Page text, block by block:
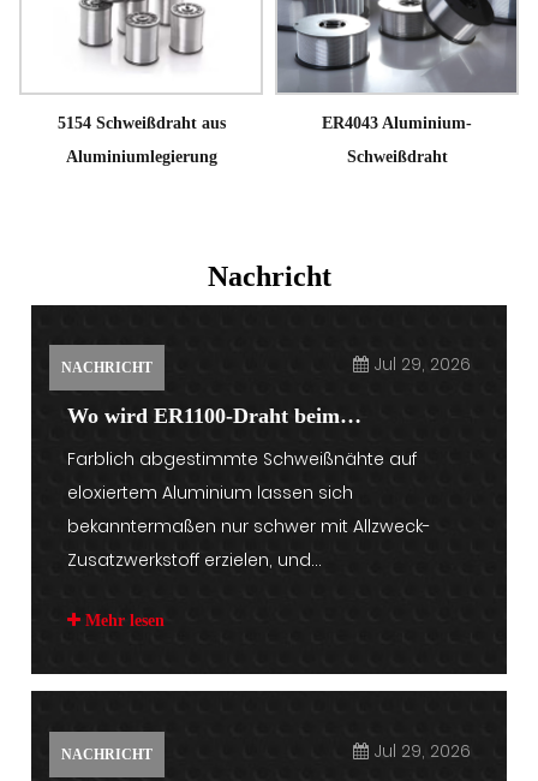
5154 Schweißdraht aus
Aluminiumlegierung
ER4043 Aluminium-
Schweißdraht
Nachricht
NACHRICHT Jul 29, 2026
Wo wird ER1100-Draht beim
Aluminiumschweißen ...
Farblich abgestimmte Schweißnähte auf
eloxiertem Aluminium lassen sich
bekanntermaßen nur schwer mit Allzweck-
Zusatzwerkstoff erzielen, und...
Mehr lesen
NACHRICHT Jul 29, 2026